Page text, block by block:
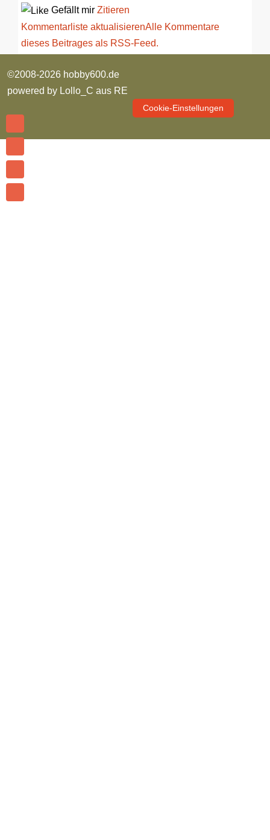
Gefällt mir Zitieren
Kommentarliste aktualisierenAlle Kommentare
dieses Beitrages als RSS-Feed.
©2008-2026 hobby600.de
powered by Lollo_C aus RE
Cookie-Einstellungen